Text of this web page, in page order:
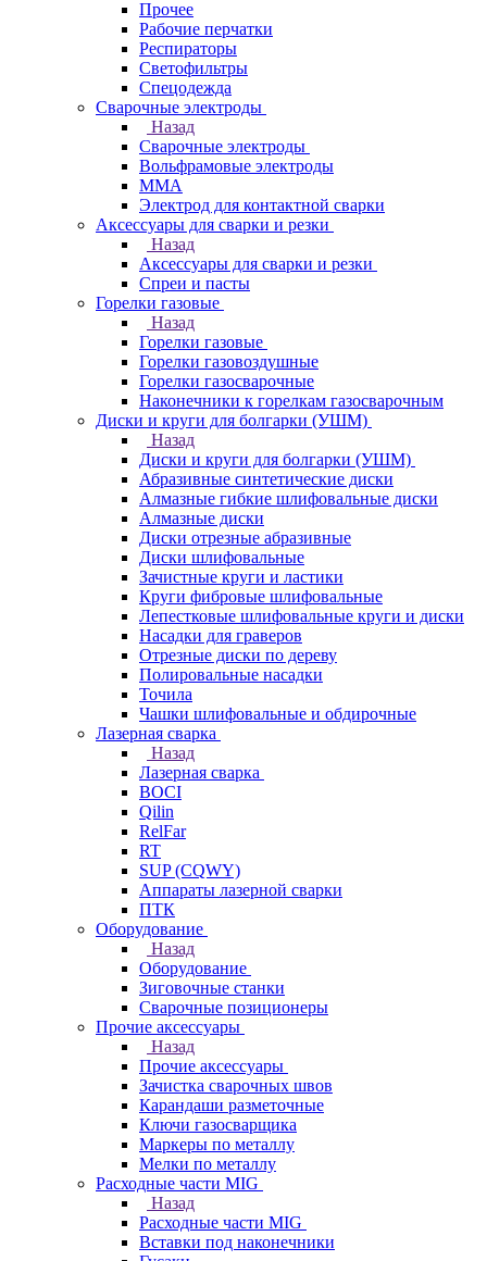
Прочее
Рабочие перчатки
Респираторы
Светофильтры
Спецодежда
Сварочные электроды
Назад
Сварочные электроды
Вольфрамовые электроды
ММА
Электрод для контактной сварки
Аксессуары для сварки и резки
Назад
Аксессуары для сварки и резки
Спреи и пасты
Горелки газовые
Назад
Горелки газовые
Горелки газовоздушные
Горелки газосварочные
Наконечники к горелкам газосварочным
Диски и круги для болгарки (УШМ)
Назад
Диски и круги для болгарки (УШМ)
Абразивные синтетические диски
Алмазные гибкие шлифовальные диски
Алмазные диски
Диски отрезные абразивные
Диски шлифовальные
Зачистные круги и ластики
Круги фибровые шлифовальные
Лепестковые шлифовальные круги и диски
Насадки для граверов
Отрезные диски по дереву
Полировальные насадки
Точила
Чашки шлифовальные и обдирочные
Лазерная сварка
Назад
Лазерная сварка
BOCI
Qilin
RelFar
RT
SUP (CQWY)
Аппараты лазерной сварки
ПТК
Оборудование
Назад
Оборудование
Зиговочные станки
Сварочные позиционеры
Прочие аксессуары
Назад
Прочие аксессуары
Зачистка сварочных швов
Карандаши разметочные
Ключи газосварщика
Маркеры по металлу
Мелки по металлу
Расходные части MIG
Назад
Расходные части MIG
Вставки под наконечники